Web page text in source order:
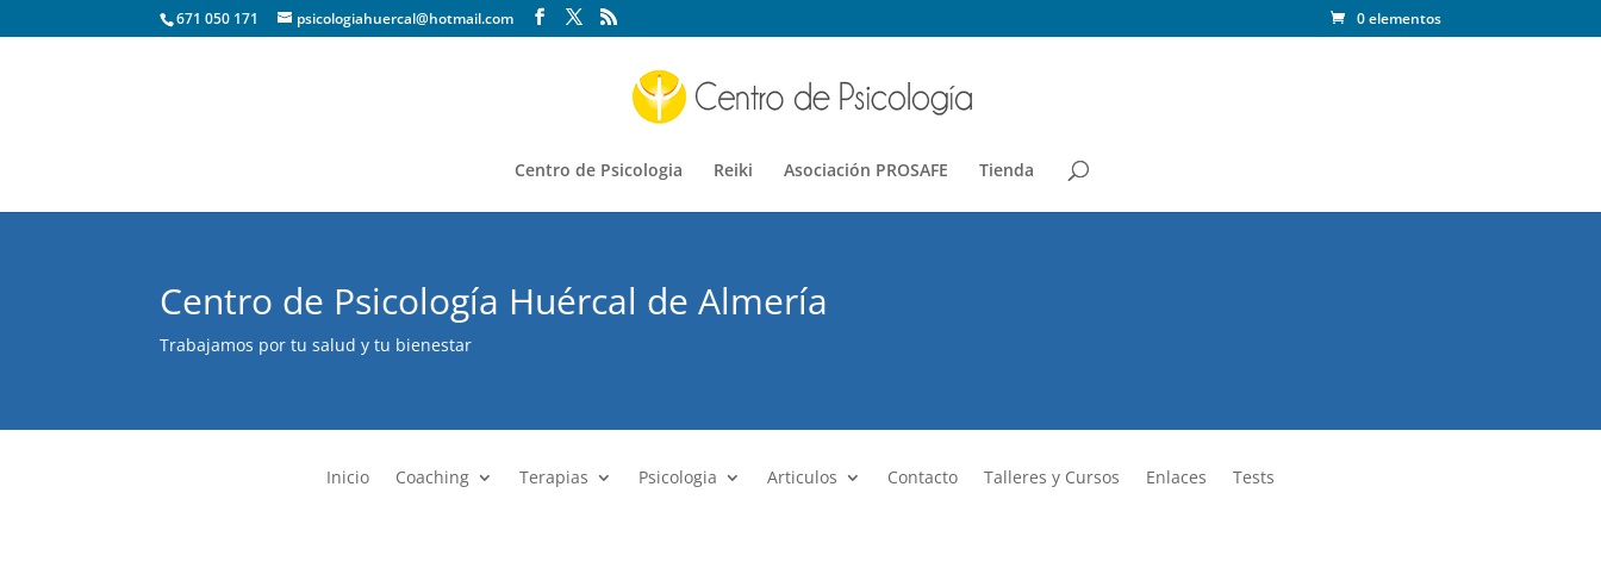
671 050 171 psicologiahuercal@hotmail.com 0 elementos
Centro de Psicologia Reiki Asociación PROSAFE Tienda
Centro de Psicología Huércal de Almería
Trabajamos por tu salud y tu bienestar
Inicio Coaching Terapias Psicologia Articulos Contacto Talleres y Cursos Enlaces Tests